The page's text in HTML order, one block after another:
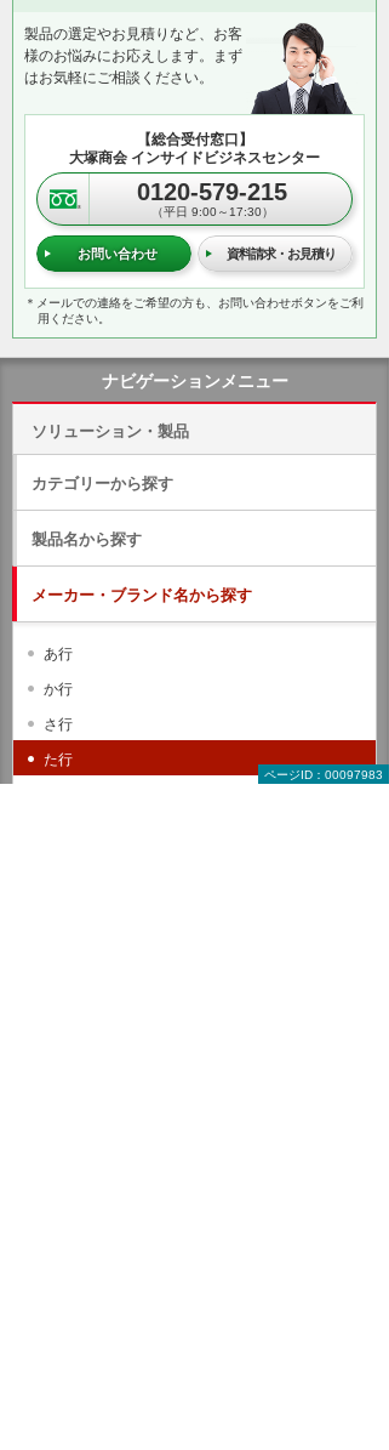
製品の選定やお見積りなど、お客
様のお悩みにお応えします。まず
はお気軽にご相談ください。
【総合受付窓口】
大塚商会 インサイドビジネスセンター
0120-579-215
（平日 9:00～17:30）
お問い合わせ 資料請求・お見積り
＊メールでの連絡をご希望の方も、お問い合わせボタンをご利
用ください。
ページID：00097983
ナビゲーションメニュー
ソリューション・製品
カテゴリーから探す
製品名から探す
メーカー・ブランド名から探す
あ行
か行
さ行
た行